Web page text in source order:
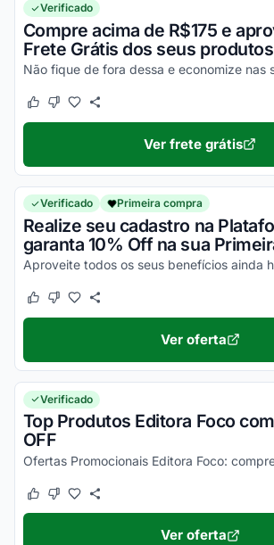
Verificado
Compre acima de R$175 e
Frete Grátis dos seus
Este cupom funcionou
Este cupom não funcionou
Ver frete grátis
Verificado Primeira compra
Realize seu cadastro na
garanta 10% Off na sua
Este cupom funcionou
Este cupom não funcionou
Ver oferta
Verificado
Top Produtos Editora Foco
OFF
Este cupom funcionou
Este cupom não funcionou
Ver oferta